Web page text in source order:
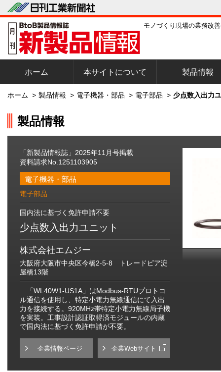
モノづくり現場の業務改
ホーム 本サイトについて 製品情報
ホーム > 製品情報 > 電子機器・部品 > 電子部品 > 少点数入出力
製品情報
「新製品情報誌」2025年11月号掲載
資料請求No.1251103905
電子機器・部品
電子部品
国内法に基づく免許申請不要
少点数入出力ユニット
株式会社エムジー
大阪府大阪市中央区今橋2-5-8 トレードピア淀
屋橋13階
「WL40W1-US1A」はModbus-RTUプロトコ
ル通信を使用し、特定小電力無線通信にて入出
力を接続する。920MHz帯特定小電力無線局子機
を実装。工事設計認証取得済モジュールの内蔵
で国内法に基づく免許申請が不要。
企業情報ページ 企業Webサイト